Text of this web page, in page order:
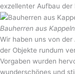
exzellenter Aufbau der
Bauherren aus Kappeln
Wir haben uns von
der Objekte rundum
Vorgaben wurden
wunderschönes und